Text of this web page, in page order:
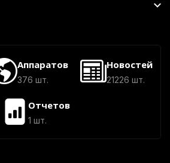
Аппаратов
376 шт.
Новостей
21226 шт.
Отчетов
1 шт.